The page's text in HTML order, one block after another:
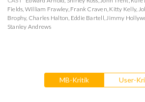
Fields, William Frawley, Frank Craven, Kitty Kelly,
Brophy, Charles Halton, Eddie Bartell,Jimmy
Stanley Andrews
MB-Kritik User-